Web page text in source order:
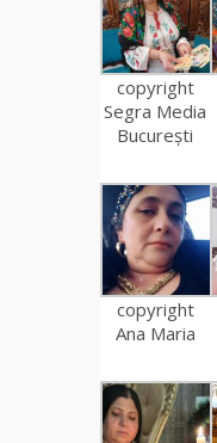
copyright
Segra Media
București
copyright
Ana Maria